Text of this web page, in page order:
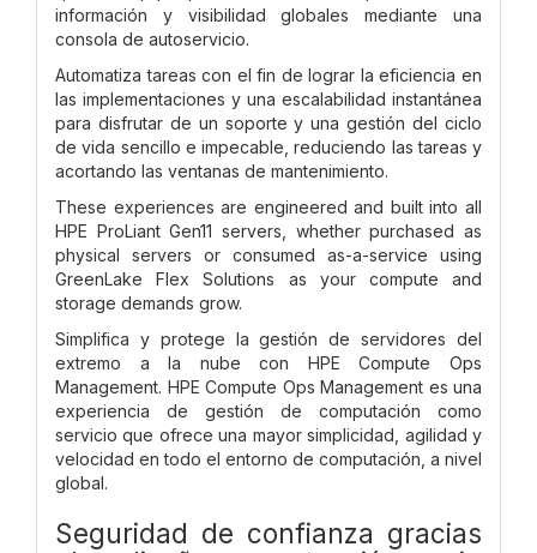
información y visibilidad globales mediante una
consola de autoservicio.
Automatiza tareas con el fin de lograr la eficiencia en
las implementaciones y una escalabilidad instantánea
para disfrutar de un soporte y una gestión del ciclo
de vida sencillo e impecable, reduciendo las tareas y
acortando las ventanas de mantenimiento.
These experiences are engineered and built into all
HPE ProLiant Gen11 servers, whether purchased as
physical servers or consumed as-a-service using
GreenLake Flex Solutions as your compute and
storage demands grow.
Simplifica y protege la gestión de servidores del
extremo a la nube con HPE Compute Ops
Management. HPE Compute Ops Management es una
experiencia de gestión de computación como
servicio que ofrece una mayor simplicidad, agilidad y
velocidad en todo el entorno de computación, a nivel
global.
Seguridad de confianza gracias